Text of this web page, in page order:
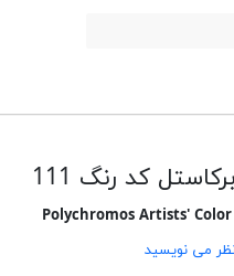
کد رنگ 111
Polychromos Artists'
نظر می نویسید